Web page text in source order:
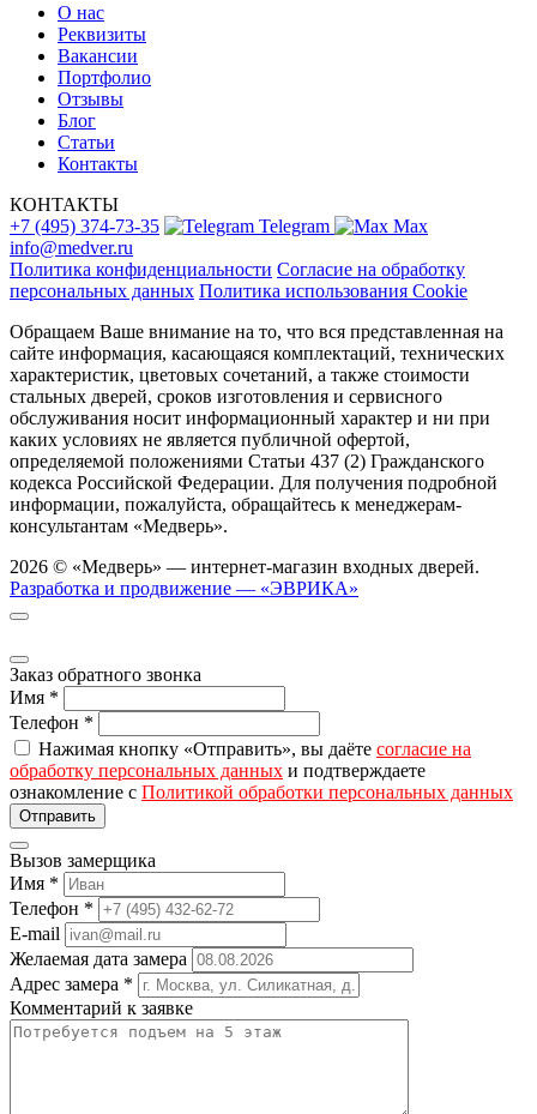
О нас
Реквизиты
Вакансии
Портфолио
Отзывы
Блог
Статьи
Контакты
КОНТАКТЫ
+7 (495) 374-73-35
Telegram
Max
info@medver.ru
Политика конфиденциальности Согласие на обработку
персональных данных Политика использования Cookie
Обращаем Ваше внимание на то, что вся представленная на
сайте информация, касающаяся комплектаций, технических
характеристик, цветовых сочетаний, а также стоимости
стальных дверей, сроков изготовления и сервисного
обслуживания носит информационный характер и ни при
каких условиях не является публичной офертой,
определяемой положениями Статьи 437 (2) Гражданского
кодекса Российской Федерации. Для получения подробной
информации, пожалуйста, обращайтесь к менеджерам-
консультантам «Медверь».
2026 © «Медверь» — интернет-магазин входных дверей.
Разработка и продвижение — «ЭВРИКА»
Заказ обратного звонка
Имя *
Телефон *
Нажимая кнопку «Отправить», вы даёте согласие на
обработку персональных данных и подтверждаете
ознакомление с Политикой обработки персональных данных
Вызов замерщика
Имя *
Телефон *
E-mail
Желаемая дата замера
Адрес замера *
Комментарий к заявке